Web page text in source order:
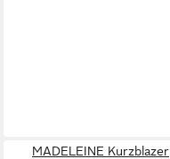
MADELEINE Kurzblazer